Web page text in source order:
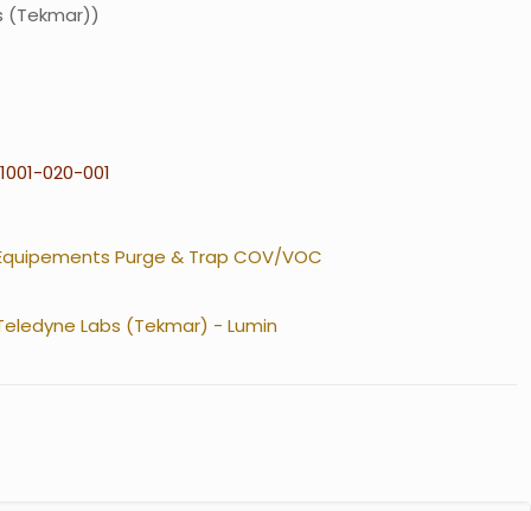
(Tekmar)
1001-020-001
Purge & Trap COV/VOC
Labs (Tekmar) - Lumin